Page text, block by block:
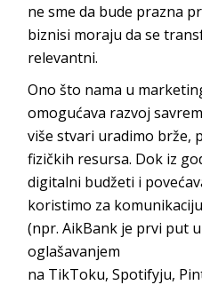
ne sme da bude prazna
biznisi moraju da se
relevantni.
Ono što nama u
omogućava razvoj
više stvari uradimo brže,
fizičkih resursa. Dok iz
digitalni budžeti i
koristimo za
(npr.AikBank je prvi put
oglašavanjem
na TikToku,Spotifyju,